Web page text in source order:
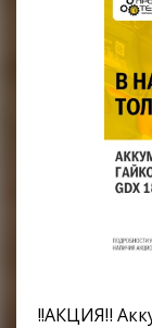
!!АКЦИЯ‼